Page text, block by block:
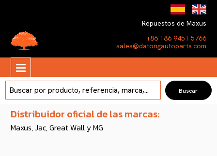
Repuestos de Maxus
+86 186 9451 5766
sales@datongautoparts.com
Distribuidor oficial de las marcas:
Maxus, Jac, Great Wall y MG